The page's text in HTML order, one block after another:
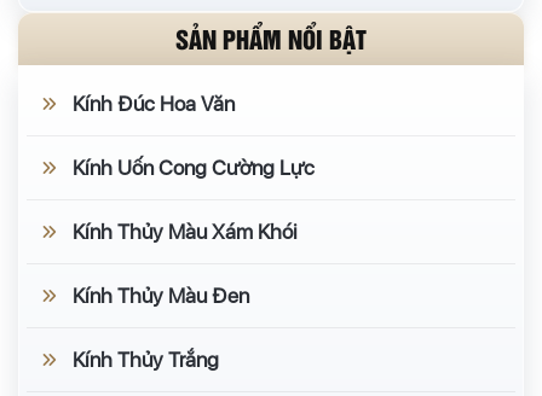
SẢN PHẨM NỔI BẬT
Kính Đúc Hoa Văn
Kính Uốn Cong Cường Lực
Kính Thủy Màu Xám Khói
Kính Thủy Màu Đen
Kính Thủy Trắng